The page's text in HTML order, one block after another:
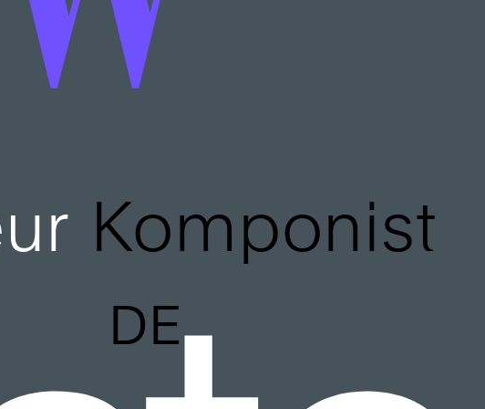
Komponist
DE